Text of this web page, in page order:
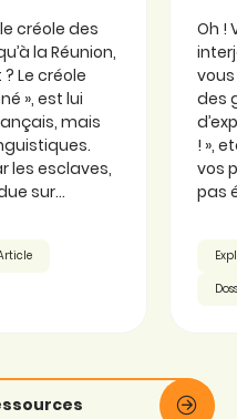
créole des
la Réunion,
Le créole
», est lui
mais
les esclaves,
sur...
Oh !
des
! »,
vos
pas